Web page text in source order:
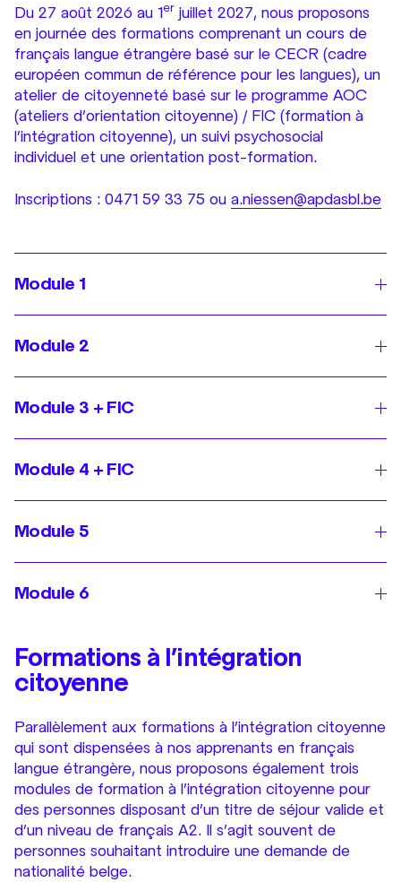
Du 27 août 2026 au 1er juillet 2027, nous proposons
en journée des formations comprenant un cours de
français langue étrangère basé sur le CECR (cadre
européen commun de référence pour les langues), un
atelier de citoyenneté basé sur le programme AOC
(ateliers d’orientation citoyenne) / FIC (formation à
l’intégration citoyenne), un suivi psychosocial
individuel et une orientation post-formation.
Inscriptions : 0471 59 33 75 ou a.niessen@apdasbl.be
Module 1
Module 2
Module 3 + FIC
Module 4 + FIC
Module 5
Module 6
Formations à l’intégration
citoyenne
Parallèlement aux formations à l’intégration citoyenne
qui sont dispensées à nos apprenants en français
langue étrangère, nous proposons également trois
modules de formation à l’intégration citoyenne pour
des personnes disposant d’un titre de séjour valide et
d’un niveau de français A2. Il s’agit souvent de
personnes souhaitant introduire une demande de
nationalité belge.